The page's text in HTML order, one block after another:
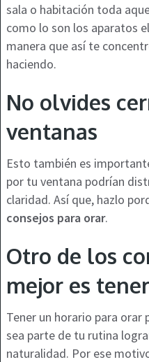
sala o habitación toda
como lo son los aparatos
manera que así te
haciendo.
No olvides
ventanas
Esto también es
por tu ventana podrían
claridad. Así que, hazlo
consejos para orar.
Otro de los
mejor es
Tener un horario para orar
sea parte de tu rutina
naturalidad. Por ese